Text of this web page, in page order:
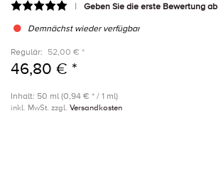
Geben Sie die erste Bewertung ab
Demnächst wieder verfügbar
Regulär: 52,00 € *
46,80 € *
Inhalt: 50 ml (0,94 € * / 1 ml)
inkl. MwSt. zzgl. Versandkosten